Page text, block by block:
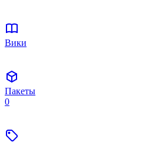
Вики
Пакеты
0